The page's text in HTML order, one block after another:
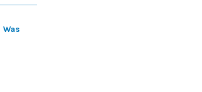
Was